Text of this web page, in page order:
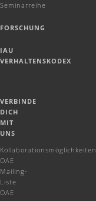
Seminarreihe
FORSCHUNG
IAU
VERHALTENSKODEX
VERBINDE
DICH
MIT
UNS
Kollaborationsmöglichkeiten
OAE
Mailing-
Liste
OAE